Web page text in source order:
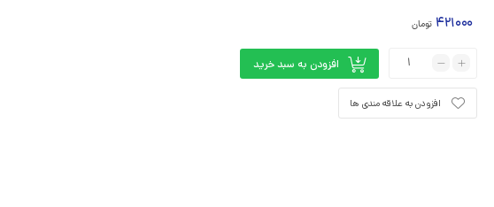
۴۲۱۰۰۰ تومان
افزودن به سبد خرید
افزودن به علاقه مندی ها